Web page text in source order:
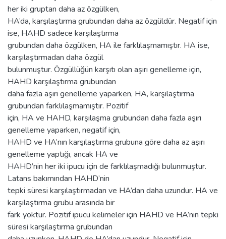
her iki gruptan daha az özgülken,
HA’da, karşılaştırma grubundan daha az özgüldür. Negatif için
ise, HAHD sadece karşılaştırma
grubundan daha özgülken, HA ile farklılaşmamıştır. HA ise,
karşılaştırmadan daha özgül
bulunmuştur. Özgüllüğün karşıtı olan aşırı genelleme için,
HAHD karşılaştırma grubundan
daha fazla aşırı genelleme yaparken, HA, karşılaştırma
grubundan farklılaşmamıştır. Pozitif
için, HA ve HAHD, karşılaşma grubundan daha fazla aşırı
genelleme yaparken, negatif için,
HAHD ve HA’nın karşılaştırma grubuna göre daha az aşırı
genelleme yaptığı, ancak HA ve
HAHD’nin her iki ipucu için de farklılaşmadığı bulunmuştur.
Latans bakımından HAHD’nin
tepki süresi karşılaştırmadan ve HA’dan daha uzundur. HA ve
karşılaştırma grubu arasında bir
fark yoktur. Pozitif ipucu kelimeler için HAHD ve HA’nın tepki
süresi karşılaştırma grubundan